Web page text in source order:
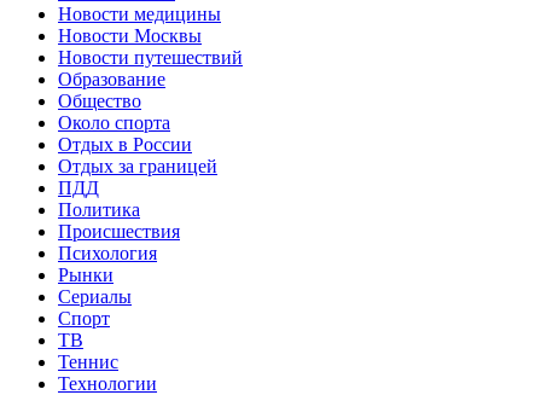
Новости медицины
Новости Москвы
Новости путешествий
Образование
Общество
Около спорта
Отдых в России
Отдых за границей
ПДД
Политика
Происшествия
Психология
Рынки
Сериалы
Спорт
ТВ
Теннис
Технологии